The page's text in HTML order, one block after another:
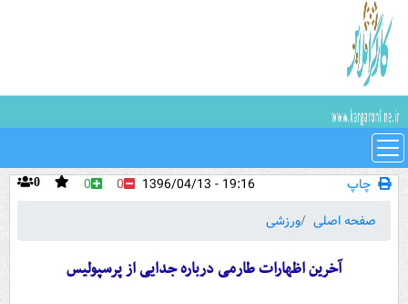
چاپ 0 0 0
19:16 - 1396/04/13
صفحه اصلی
ورزشی
آخرین اظهارات طارمی درباره جدایی از پرسپولیس